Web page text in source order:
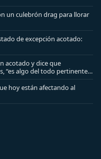
un culebrón drag para llorar
de excepción acotado:
acotado y dice que
“es algo del todo pertinente
hoy están afectando al